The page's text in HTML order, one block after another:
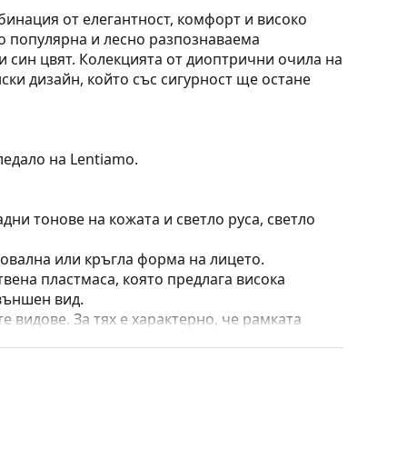
от елегантност, комфорт и високо
популярна и лесно разпознаваема
цвят. Колекцията от диоптрични очила на
дизайн, който със сигурност ще остане
на Lentiamo.
тонове на кожата и светло руса, светло
или кръгла форма на лицето.
пластмаса, която предлага висока
вид.
видове. За тях е характерно, че рамката
повреди. Този тип рамка е подходяща